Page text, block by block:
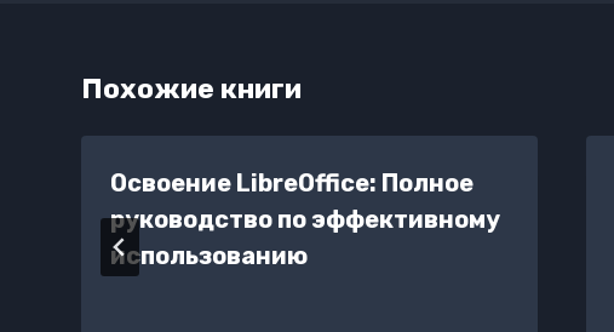
Похожие книги
Освоение LibreOffice: Полное
руководство по эффективному
использованию